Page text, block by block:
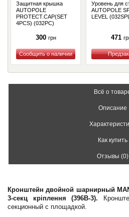
Защитная крышка
AUTOPOLE
PROTECT.CAP(SET
4PCS) (032PC)
300 грн
Купить
Уровень для
AUTOPOLE
LEVEL
471
Всё о
Описание
Как купить
Отзывы (0)
Кронштейн двойной шарнирный
3-секц кріплення (396B-3).
секционный с площадкой.